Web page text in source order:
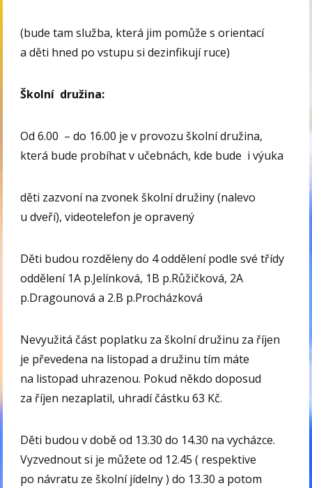
(bude tam služba, která jim pomůže s orientací
a děti hned po vstupu si dezinfikují ruce)
Školní družina:
Od 6.00 – do 16.00 je v provozu školní družina,
která bude probíhat v učebnách, kde bude i výuka
děti zazvoní na zvonek školní družiny (nalevo
u dveří), videotelefon je opravený
Děti budou rozděleny do 4 oddělení podle své třídy
oddělení 1A p.Jelínková, 1B p.Růžičková, 2A
p.Dragounová a 2.B p.Procházková
Nevyužitá část poplatku za školní družinu za říjen
je převedena na listopad a družinu tím máte
na listopad uhrazenou. Pokud někdo doposud
za říjen nezaplatil, uhradí částku 63 Kč.
Děti budou v době od 13.30 do 14.30 na vycházce.
Vyzvednout si je můžete od 12.45 ( respektive
po návratu ze školní jídelny ) do 13.30 a potom